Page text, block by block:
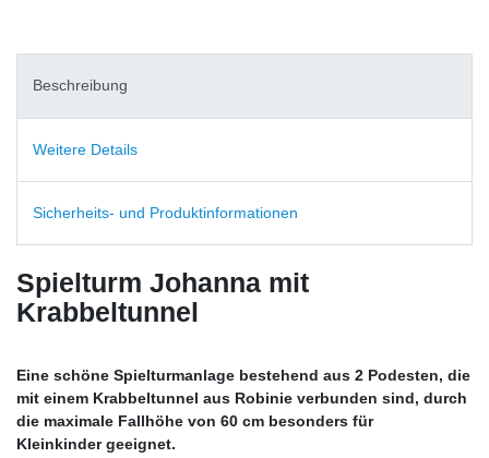
Beschreibung
Weitere Details
Sicherheits- und Produktinformationen
Spielturm Johanna mit
Krabbeltunnel
Eine schöne Spielturmanlage bestehend aus 2 Podesten, die
mit einem Krabbeltunnel aus Robinie verbunden sind, durch
die maximale Fallhöhe von 60 cm besonders für
Kleinkinder geeignet.